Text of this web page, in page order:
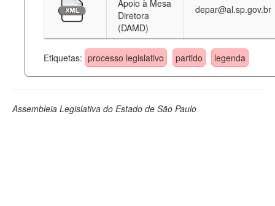
Apoio à Mesa
Diretora
(DAMD)
depar@al.sp.gov.br
Etiquetas: processo legislativo partido legenda
Assembleia Legislativa do Estado de São Paulo